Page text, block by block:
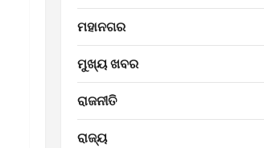
ମହାନଗର
ମୁଖ୍ୟ ଖବର
ରାଜନୀତି
ରାଜ୍ୟ